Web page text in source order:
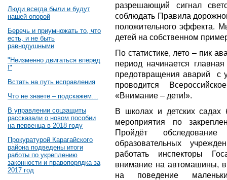
Люди всегда были и будут
нашей опорой
Беречь и приумножать то, что
есть, и не быть
равнодушными
"Неизменно двигаться вперед
!"
Встать на путь исправления
Что не знаете – подскажем…
В управлении соцзащиты
рассказали о новом пособии
на первенца в 2018 году
Прокуратурой Карагайского
района подведены итоги
работы по укреплению
законности и правопорядка за
2017 год
разрешающий сигнал
соблюдать Правила
положительного эффекта.
детей на собственном
По статистике, лето – пик
период начинается
предотвращения аварий с
проводится
«Внимание – дети!».
В школах и детских садах
мероприятия по
Пройдёт
образовательных
работать инспекторы
внимание на автомашины, в
на поведение